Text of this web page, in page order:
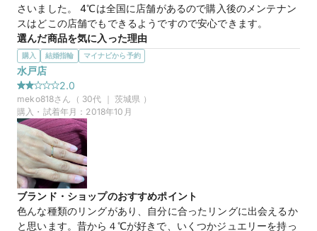
さいました。 4℃は全国に店舗があるので購入後のメンテナン
スはどこの店舗でもできるようですので安心できます。
選んだ商品を気に入った理由
ダイヤモンドはちょうどいいサイズがありました。大き過ぎて
目立つこともなく、小さ過ぎて寂しいこともないサイズでし
た。
同様の商品が他の店舗にありました。そちらの方がリーズナブ
ルでした。そのため、そちらで購入しました。
マイナビ限定
この店舗のおすすめ特典情報
【４℃ BRIDAL】マイナビウエディングから”10,000円分”の特典を
プレゼント
購入 結婚指輪 マイナビから予約
水戸店
2.0
meko818さん（ 30代 ｜ 茨城県 ）
購入・試着年月： 2018年10月
ブランド・ショップのおすすめポイント
色んな種類のリングがあり、自分に合ったリングに出会えるか
と思います。昔から４℃が好きで、いくつかジュエリーを持っ